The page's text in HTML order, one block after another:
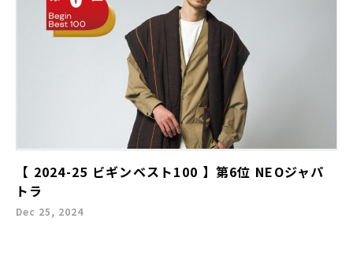
【 2024-25 ビギンベスト100 】第6位 NEOジャパ
トラ
Dec 25, 2024